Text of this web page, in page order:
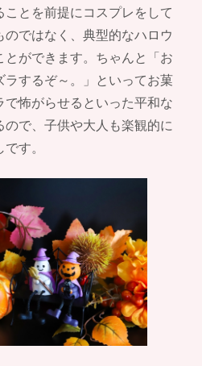
とを前提にコスプレをして
ではなく、典型的なハロウ
とができます。ちゃんと「お
するぞ～。」といってお菓
怖がらせるといった平和な
で、子供や大人も楽観的に
す。